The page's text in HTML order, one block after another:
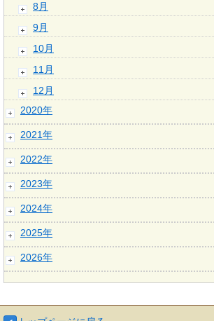
8月
9月
10月
11月
12月
2020年
2021年
2022年
2023年
2024年
2025年
2026年